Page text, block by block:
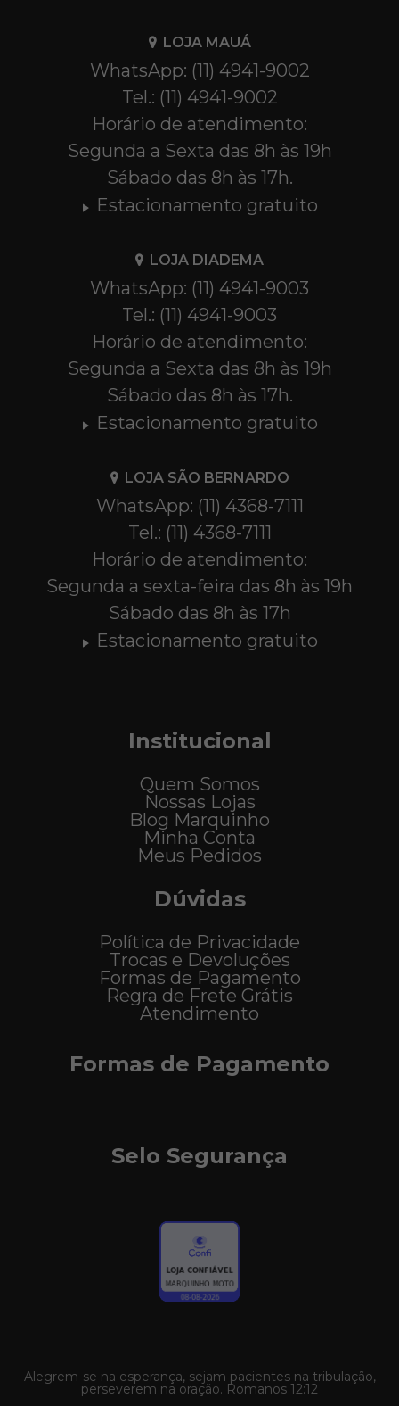
LOJA MAUÁ
WhatsApp: (11) 4941-9002
Tel.: (11) 4941-9002
Horário de atendimento:
Segunda a Sexta das 8h às 19h
Sábado das 8h às 17h.
Estacionamento gratuito
LOJA DIADEMA
WhatsApp: (11) 4941-9003
Tel.: (11) 4941-9003
Horário de atendimento:
Segunda a Sexta das 8h às 19h
Sábado das 8h às 17h.
Estacionamento gratuito
LOJA SÃO BERNARDO
WhatsApp: (11) 4368-7111
Tel.: (11) 4368-7111
Horário de atendimento:
Segunda a sexta-feira das 8h às 19h
Sábado das 8h às 17h
Estacionamento gratuito
Institucional
Quem Somos
Nossas Lojas
Blog Marquinho
Minha Conta
Meus Pedidos
Dúvidas
Política de Privacidade
Trocas e Devoluções
Formas de Pagamento
Regra de Frete Grátis
Atendimento
Formas de Pagamento
Selo Segurança
Alegrem-se na esperança, sejam pacientes na tribulação,
perseverem na oração. Romanos 12:12